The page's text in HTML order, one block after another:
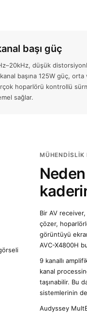
başı güç
düşük
başına 125W güç,
hoparlörü kontrollü
sağlar.
MÜHENDISLIK
Bir AV
çözer,
görüntüyü
AVC-X4800H
9 kanallı
kanal
taşınabilir. Bu
sistemlerinin
Audyssey